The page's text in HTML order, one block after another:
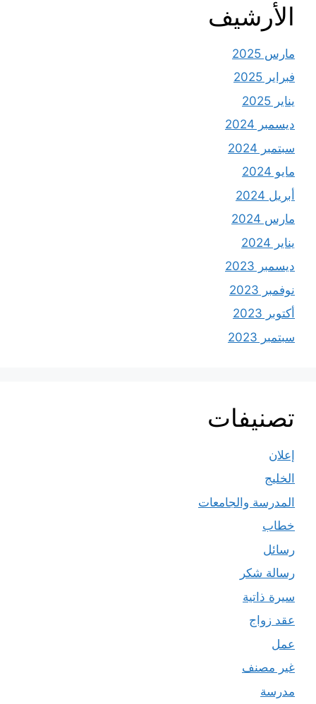
الأرشيف
مارس 2025
فبراير 2025
يناير 2025
ديسمبر 2024
سبتمبر 2024
مايو 2024
أبريل 2024
مارس 2024
يناير 2024
ديسمبر 2023
نوفمبر 2023
أكتوبر 2023
سبتمبر 2023
تصنيفات
إعلان
الخليج
المدرسة والجامعات
خطاب
رسائل
رسالة شكر
سيرة ذاتية
عقد زواج
عمل
غير مصنف
مدرسة